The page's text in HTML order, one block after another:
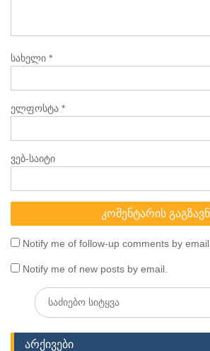
სახელი *
ელფოსტა *
ვებ-საიტი
Notify me of follow-up comments by email.
Notify me of new posts by email.
Search
for:
არქივები